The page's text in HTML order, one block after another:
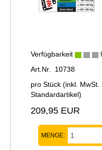
Verfügbarkeit
Art.Nr. 10738
pro Stück (inkl. MwSt.
Standardartikel)
209,95 EUR
MENGE: